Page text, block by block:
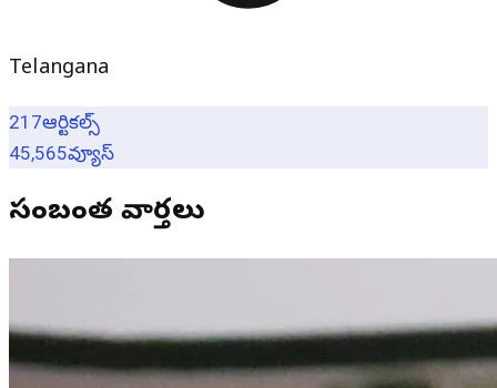
Telangana
217ఆర్టికల్స్
45,565వ్యూస్
సంబంధిత వార్తలు